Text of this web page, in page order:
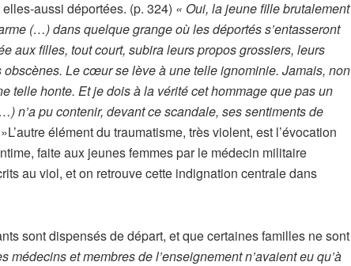
aussi déportées. (p. 324) « Oui, la jeune fille brutalement
(…) dans quelque grange où les déportés s’entasseront
aux filles, tout court, subira leurs propos grossiers, leurs
Le cœur se lève à une telle ignominie. Jamais, non
telle honte. Et je dois à la vérité cet hommage que pas un
n’a pu contenir, devant ce scandale, ses sentiments de
»L’autre élément du traumatisme, très violent, est l’évocation
faite aux jeunes femmes par le médecin militaire
au viol, et on retrouve cette indignation centrale dans
sont dispensés de départ, et que certaines familles ne sont
médecins et membres de l’enseignement n’avaient eu qu’à